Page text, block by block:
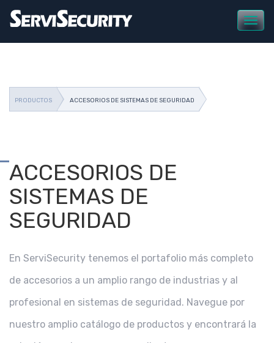
PRODUCTOS ACCESORIOS DE SISTEMAS DE SEGURIDAD
ACCESORIOS DE
SISTEMAS DE
SEGURIDAD
En ServiSecurity tenemos el portafolio más completo
de accesorios a un amplio rango de industrias y al
profesional en sistemas de seguridad. Navegue por
nuestro amplio catálogo de productos y encontrará la